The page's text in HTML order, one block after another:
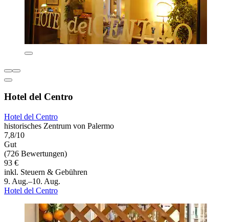
Hotel del Centro
Hotel del Centro
historisches Zentrum von Palermo
7,8/10
Gut
(726 Bewertungen)
93 €
inkl. Steuern & Gebühren
9. Aug.–10. Aug.
Hotel del Centro